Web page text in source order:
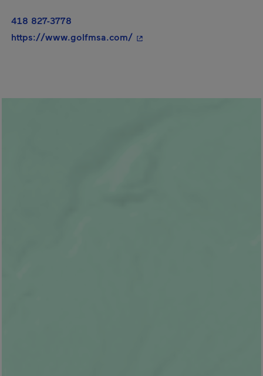
418 827-3778
https://www.golfmsa.com/- Cet hyperlien s'ouvrira